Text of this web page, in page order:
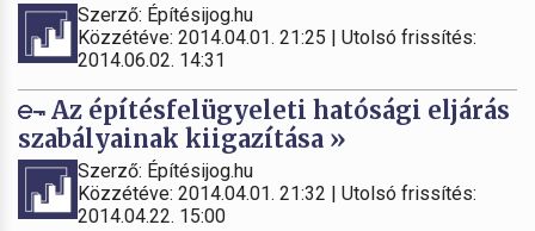
Szerző: Építésijog.hu
Közzétéve: 2014.04.01. 21:25 | Utolsó frissítés:
2014.06.02. 14:31
Az építésfelügyeleti hatósági eljárás
szabályainak kiigazítása »
Szerző: Építésijog.hu
Közzétéve: 2014.04.01. 21:32 | Utolsó frissítés:
2014.04.22. 15:00